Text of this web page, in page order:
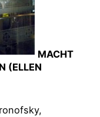
MACHT
(ELLEN